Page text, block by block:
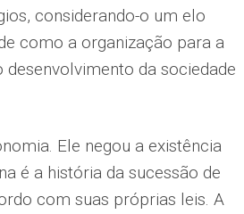
considerando-o um elo
como a organização para a
da sociedade
Ele negou a existência
é a história da sucessão de
com suas próprias leis. A